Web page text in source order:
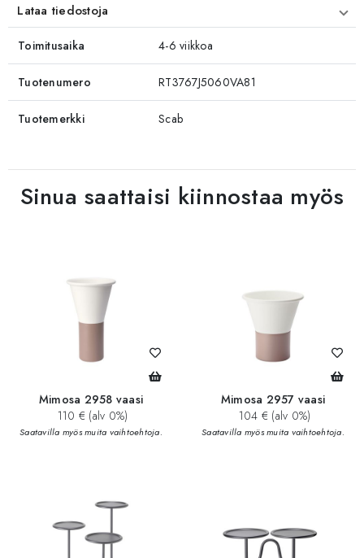
Lataa tiedostoja
Toimitusaika 4-6 viikkoa
Tuotenumero RT3767J5060VA81
Tuotemerkki Scab
Sinua saattaisi kiinnostaa myös
Mimosa 2958 vaasi
110 € (alv 0%)
Saatavilla myös muita vaihtoehtoja.
Mimosa 2957 vaasi
104 € (alv 0%)
Saatavilla myös muita vaihtoehtoja.